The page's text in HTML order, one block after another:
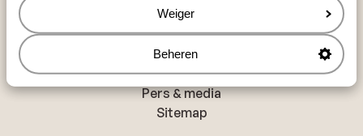
Weiger
Beheren
Over Sunweb
Over Sunweb
Verantwoord op vakantie
Vacatures
Pers & media
Sitemap